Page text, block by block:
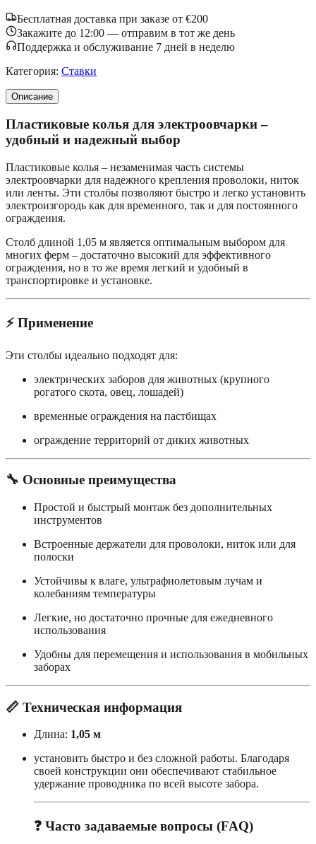
Бесплатная доставка при заказе от €200
Закажите до 12:00 — отправим в тот же день
Поддержка и обслуживание 7 дней в неделю
Категория: Ставки
Описание
Пластиковые колья для электроовчарки –
удобный и надежный выбор
Пластиковые колья – незаменимая часть системы
электроовчарки для надежного крепления проволоки, ниток
или ленты. Эти столбы позволяют быстро и легко установить
электроизгородь как для временного, так и для постоянного
ограждения.
Столб длиной 1,05 м является оптимальным выбором для
многих ферм – достаточно высокий для эффективного
ограждения, но в то же время легкий и удобный в
транспортировке и установке.
⚡ Применение
Эти столбы идеально подходят для:
электрических заборов для животных (крупного
рогатого скота, овец, лошадей)
временные ограждения на пастбищах
ограждение территорий от диких животных
🔧 Основные преимущества
Простой и быстрый монтаж без дополнительных
инструментов
Встроенные держатели для проволоки, ниток или для
полоски
Устойчивы к влаге, ультрафиолетовым лучам и
колебаниям температуры
Легкие, но достаточно прочные для ежедневного
использования
Удобны для перемещения и использования в мобильных
заборах
📏 Техническая информация
Длина: 1,05 м
установить быстро и без сложной работы. Благодаря
своей конструкции они обеспечивают стабильное
удержание проводника по всей высоте забора.
❓ Часто задаваемые вопросы (FAQ)